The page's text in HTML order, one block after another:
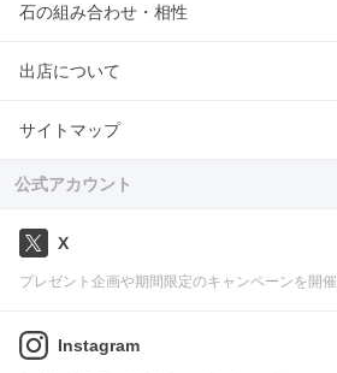
石の組み合わせ・相性
出店について
サイトマップ
公式アカウント
X
プレゼント企画や期間限定のキャンペーンを開催
Instagram